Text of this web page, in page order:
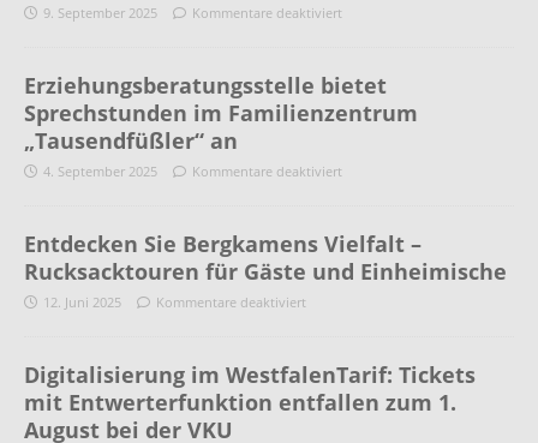
9. September 2025 Kommentare deaktiviert
Erziehungsberatungsstelle bietet
Sprechstunden im Familienzentrum
„Tausendfüßler“ an
4. September 2025 Kommentare deaktiviert
Entdecken Sie Bergkamens Vielfalt –
Rucksacktouren für Gäste und Einheimische
12. Juni 2025 Kommentare deaktiviert
Digitalisierung im WestfalenTarif: Tickets
mit Entwerterfunktion entfallen zum 1.
August bei der VKU